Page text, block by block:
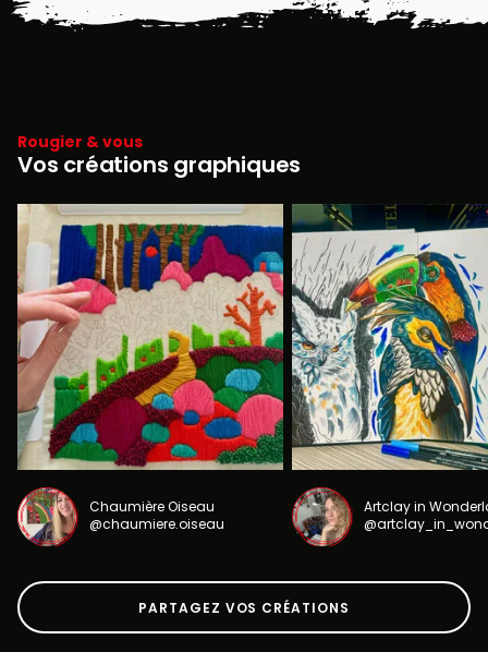
Rougier & vous
Vos créations graphiques
Chaumière Oiseau
@chaumiere.oiseau
Artclay in
PARTAGEZ VOS CRÉATIONS